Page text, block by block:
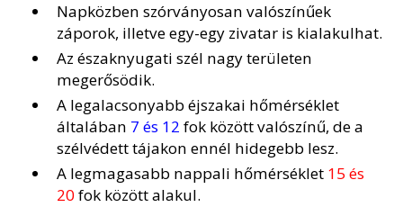
Napközben szórványosan valószínűek
záporok, illetve egy-egy zivatar is kialakulhat.
Az északnyugati szél nagy területen
megerősödik.
A legalacsonyabb éjszakai hőmérséklet
általában 7 és 12 fok között valószínű, de a
szélvédett tájakon ennél hidegebb lesz.
A legmagasabb nappali hőmérséklet 15 és
20fok között alakul.